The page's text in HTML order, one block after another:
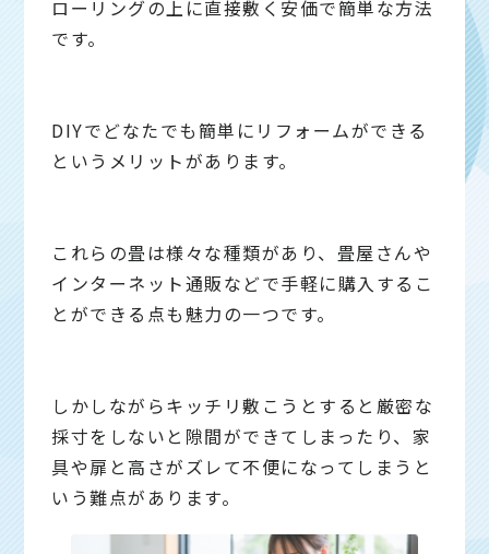
ローリングの上に直接敷く安価で簡単な方法
です。
DIYでどなたでも簡単にリフォームができる
というメリットがあります。
これらの畳は様々な種類があり、畳屋さんや
インターネット通販などで手軽に購入するこ
とができる点も魅力の一つです。
しかしながらキッチリ敷こうとすると厳密な
採寸をしないと隙間ができてしまったり、家
具や扉と高さがズレて不便になってしまうと
いう難点があります。